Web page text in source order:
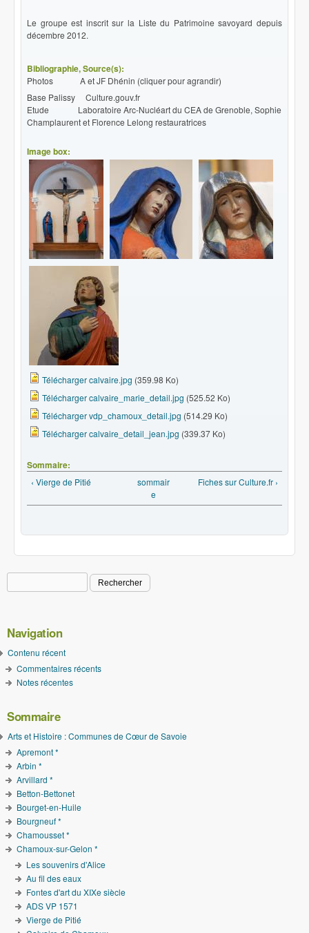
Le groupe est inscrit sur la Liste du Patrimoine savoyard depuis
décembre 2012.
Bibliographie, Source(s):
Photos A et JF Dhénin (cliquer pour agrandir)
Base Palissy Culture.gouv.fr
Etude Laboratoire Arc-Nucléart du CEA de Grenoble, Sophie
Champlaurent et Florence Lelong restauratrices
Image box:
Télécharger calvaire.jpg (359.98 Ko)
Télécharger calvaire_marie_detail.jpg (525.52 Ko)
Télécharger vdp_chamoux_detail.jpg (514.29 Ko)
Télécharger calvaire_detail_jean.jpg (339.37 Ko)
Sommaire:
‹ Vierge de Pitié
sommair
e
Fiches sur Culture.fr ›
Formulaire de recherche
Navigation
Contenu récent
Commentaires récents
Notes récentes
Sommaire
Arts et Histoire : Communes de Cœur de Savoie
Apremont *
Arbin *
Arvillard *
Betton-Bettonet
Bourget-en-Huile
Bourgneuf *
Chamousset *
Chamoux-sur-Gelon *
Les souvenirs d'Alice
Au fil des eaux
Fontes d'art du XIXe siècle
ADS VP 1571
Vierge de Pitié